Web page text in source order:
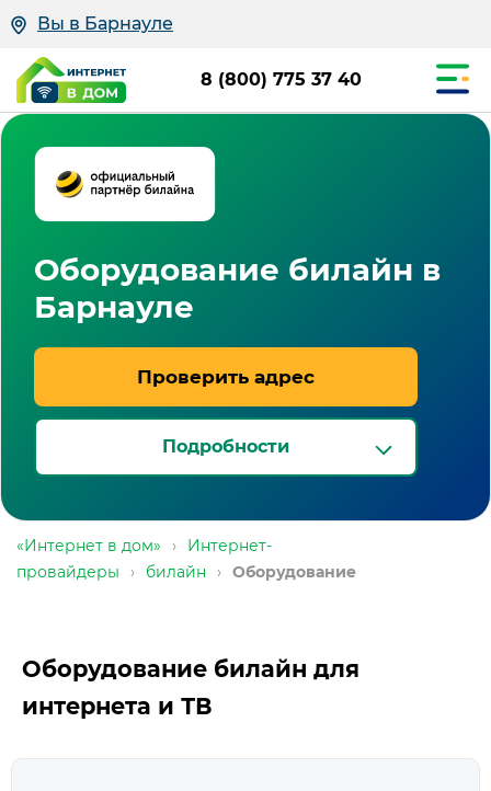
Вы в Барнауле
8 (800) 775 37 40
Оборудование билайн в
Барнауле
Проверить адрес
Подробности
«Интернет в дом» ›
Интернет-
провайдеры
› билайн › Оборудование
Оборудование билайн для
интернета и ТВ